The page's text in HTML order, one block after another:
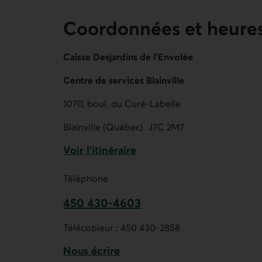
Coordonnées et
Caisse Desjardins de l'Envolée
Centre de services Blainville
1070, boul. du Curé-Labelle
Blainville (Québec) J7C 2M7
Voir l'itinéraire
Téléphone
450 430-4603
Télécopieur : 450 430-2858
Nous écrire